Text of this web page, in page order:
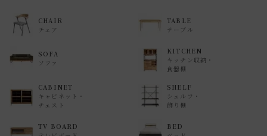
ご覧ください。
CHAIR
チェア
TABLE
テーブル
SOFA
ソファ
KITCHEN
キッチン収納・
食器棚
CABINET
キャビネット・
チェスト
SHELF
シェルフ・
飾り棚
TV BOARD
BED